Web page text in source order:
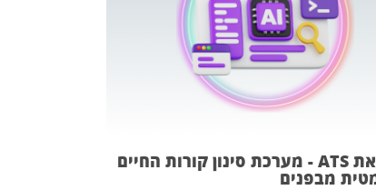
להכיר את ATS - מערכת סינון קורות החיים
מבפנים